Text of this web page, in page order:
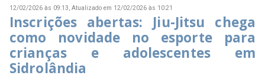
12/02/2026 às 09:13, Atualizado em 12/02/2026 às 10:21
Inscrições abertas: Jiu-Jitsu chega
como novidade no esporte para
crianças e adolescentes em
Sidrolândia